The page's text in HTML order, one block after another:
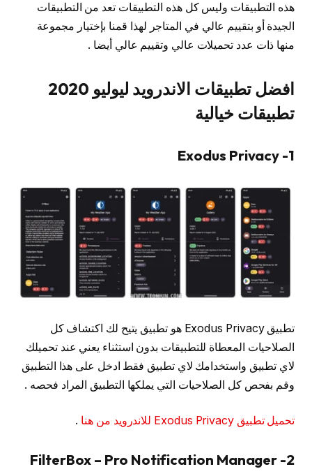
هذه التطبيقات وليس كل هذه التطبيقات تعد من التطبيقات
الجيدة أو بتقييم عالي في المتاجر لهذا قمنا بإختيار مجموعة
منها ذات عدد تحميلات عالي وتقييم عالي أيضا .
افضل تطبيقات الاندرويد ليوليو 2020
تطبيقات خيالية
1- Exodus Privacy
تطبيق Exodus Privacy هو تطبيق يتيح لك اكتشاف كل
الصلاحيات المعطاة للتطبيقات بدون استثناء يعني عند تحميلك
لاي تطبيق واستخدامك لاي تطبيق فقط ادخل على هذا التطبيق
وقم بفحص كل الصلاحيات التي يملكها التطبيق المراد فحصه .
تحميل تطبيق Exodus Privacy للاندرويد من هنا .
2- FilterBox – Pro Notification Manager